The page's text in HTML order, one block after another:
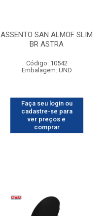
ASSENTO SAN ALMOF SLIM
BR ASTRA
Código: 10542
Embalagem: UND
Faça seu login ou
cadastre-se para
ver preços e
comprar